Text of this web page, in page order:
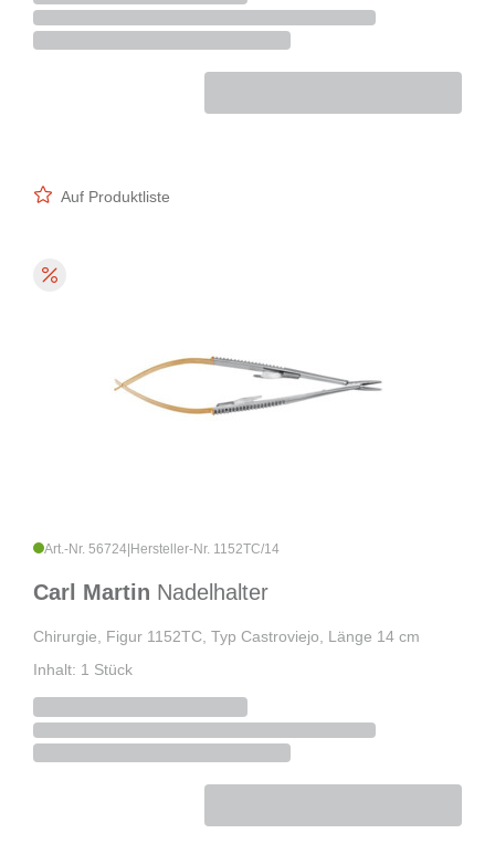
Auf Produktliste
Art.-Nr. 56724 Hersteller-Nr. 1152TC/14
Carl Martin Nadelhalter
Chirurgie, Figur 1152TC, Typ Castroviejo, Länge 14 cm
Inhalt: 1 Stück